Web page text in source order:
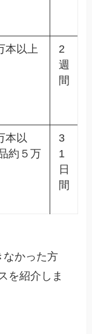
本以上
2
週
間
本以
約５万
3
1
日
間
なかった方
を紹介しま